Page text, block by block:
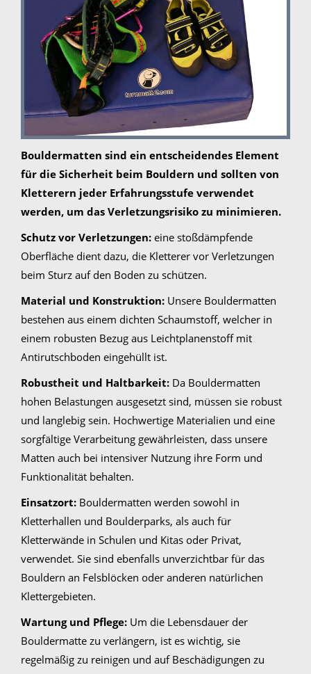
Bouldermatten sind ein entscheidendes Element
für die Sicherheit beim Bouldern und sollten von
Kletterern jeder Erfahrungsstufe verwendet
werden, um das Verletzungsrisiko zu minimieren.
Schutz vor Verletzungen: eine stoßdämpfende
Oberfläche dient dazu, die Kletterer vor Verletzungen
beim Sturz auf den Boden zu schützen.
Material und Konstruktion: Unsere Bouldermatten
bestehen aus einem dichten Schaumstoff, welcher in
einem robusten Bezug aus Leichtplanenstoff mit
Antirutschboden eingehüllt ist.
Robustheit und Haltbarkeit: Da Bouldermatten
hohen Belastungen ausgesetzt sind, müssen sie robust
und langlebig sein. Hochwertige Materialien und eine
sorgfältige Verarbeitung gewährleisten, dass unsere
Matten auch bei intensiver Nutzung ihre Form und
Funktionalität behalten.
Einsatzort: Bouldermatten werden sowohl in
Kletterhallen und Boulderparks, als auch für
Kletterwände in Schulen und Kitas oder Privat,
verwendet. Sie sind ebenfalls unverzichtbar für das
Bouldern an Felsblöcken oder anderen natürlichen
Klettergebieten.
Wartung und Pflege: Um die Lebensdauer der
Bouldermatte zu verlängern, ist es wichtig, sie
regelmäßig zu reinigen und auf Beschädigungen zu